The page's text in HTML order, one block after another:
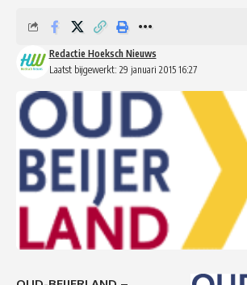
Laatst bijgewerkt: 29 januari 2015 16:27
Redactie Hoeksch Nieuws